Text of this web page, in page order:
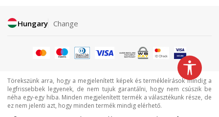
Hungary Change
Törekszünk arra, hogy a megjelenített képek és termékleírások mindig a
legfrissebbek legyenek, de nem tujuk garantálni, hogy nem csúszik be
néha egy-egy hiba. Minden megjelenített termék a választékunk része, de
ez nem jelenti azt, hogy minden termék mindig elérhető.